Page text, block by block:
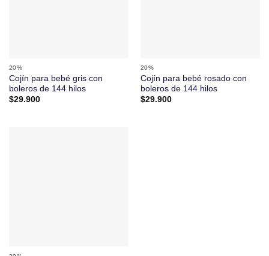
20%
Cojín para bebé gris con
boleros de 144 hilos
$29.900
20%
Cojín para bebé rosado con
boleros de 144 hilos
$29.900